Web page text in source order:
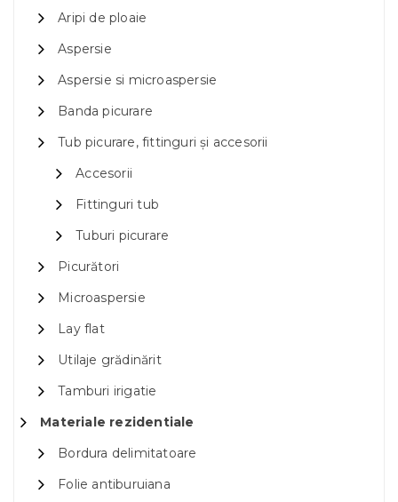
Aripi de ploaie
Aspersie
Aspersie si microaspersie
Banda picurare
Tub picurare, fittinguri și accesorii
Accesorii
Fittinguri tub
Tuburi picurare
Picurători
Microaspersie
Lay flat
Utilaje grădinărit
Tamburi irigatie
Materiale rezidentiale
Bordura delimitatoare
Folie antiburuiana